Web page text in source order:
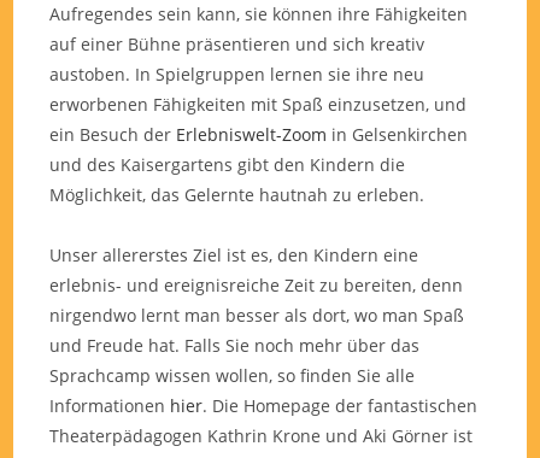
Aufregendes sein kann, sie können ihre Fähigkeiten
auf einer Bühne präsentieren und sich kreativ
austoben. In Spielgruppen lernen sie ihre neu
erworbenen Fähigkeiten mit Spaß einzusetzen, und
ein Besuch der Erlebniswelt-Zoom in Gelsenkirchen
und des Kaisergartens gibt den Kindern die
Möglichkeit, das Gelernte hautnah zu erleben.
Unser allererstes Ziel ist es, den Kindern eine
erlebnis- und ereignisreiche Zeit zu bereiten, denn
nirgendwo lernt man besser als dort, wo man Spaß
und Freude hat. Falls Sie noch mehr über das
Sprachcamp wissen wollen, so finden Sie alle
Informationen hier. Die Homepage der fantastischen
Theaterpädagogen Kathrin Krone und Aki Görner ist